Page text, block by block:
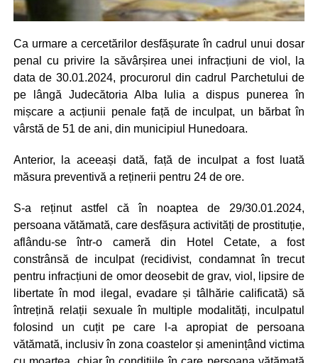
Ca urmare a cercetărilor desfășurate în cadrul unui dosar
penal cu privire la săvârșirea unei infracțiuni de viol, la
data de 30.01.2024, procurorul din cadrul Parchetului de
pe lângă Judecătoria Alba Iulia a dispus punerea în
mișcare a acțiunii penale față de inculpat, un bărbat în
vârstă de 51 de ani, din municipiul Hunedoara.
Anterior, la aceeași dată, față de inculpat a fost luată
măsura preventivă a reținerii pentru 24 de ore.
S-a reținut astfel că în noaptea de 29/30.01.2024,
persoana vătămată, care desfășura activități de prostituție,
aflându-se într-o cameră din Hotel Cetate, a fost
constrânsă de inculpat (recidivist, condamnat în trecut
pentru infracțiuni de omor deosebit de grav, viol, lipsire de
libertate în mod ilegal, evadare și tâlhărie calificată) să
întrețină relații sexuale în multiple modalități, inculpatul
folosind un cuțit pe care l-a apropiat de persoana
vătămată, inclusiv în zona coastelor și amenințând victima